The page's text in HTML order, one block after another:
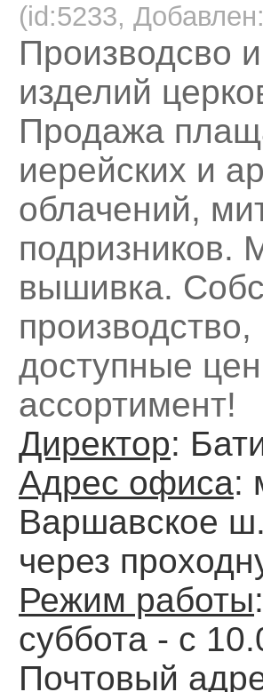
(id:5233,
Производсво
изделий
Продажа
иерейских и
облачений,
подризников.
вышивка.
производство,
доступные
ассортимент!
Директор:
Адрес офиса:
Варшавское
через
Режим работы
суббота - с
Почтовый